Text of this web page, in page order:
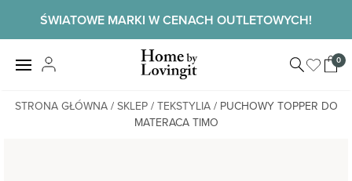
ŚWIATOWE MARKI W CENACH OUTLETOWYCH!
Home by
LovingIt
View
cart
0
STRONA GŁÓWNA/ SKLEP/ TEKSTYLIA/ PUCHOWY TOPPER DO
MATERACA TIMO